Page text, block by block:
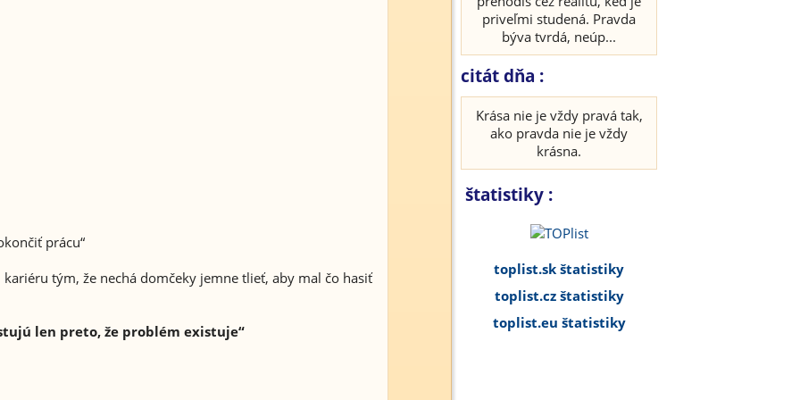
prácu“
kariéru tým, že nechá domčeky jemne tlieť, aby mal čo hasiť
len preto, že problém existuje“
priveľmi studená. Pravda
býva tvrdá, neúp...
citát dňa :
Krása nie je vždy pravá tak,
ako pravda nie je vždy
krásna.
štatistiky :
toplist.sk štatistiky
toplist.cz štatistiky
toplist.eu štatistiky